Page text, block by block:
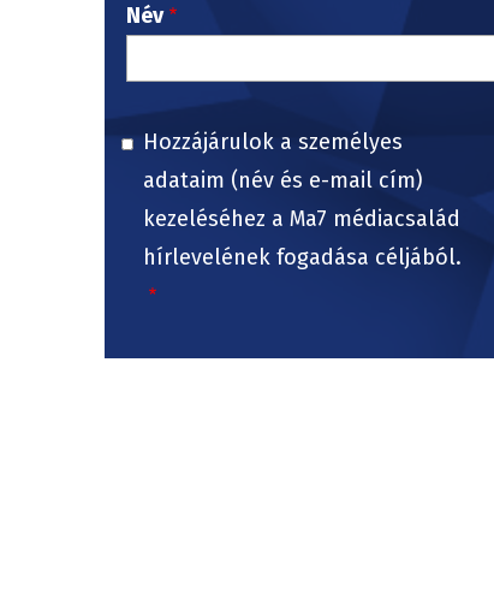
Név
Hozzájárulok a személyes
adataim (név és e-mail cím)
kezeléséhez a Ma7 médiacsalád
hírlevelének fogadása céljából.